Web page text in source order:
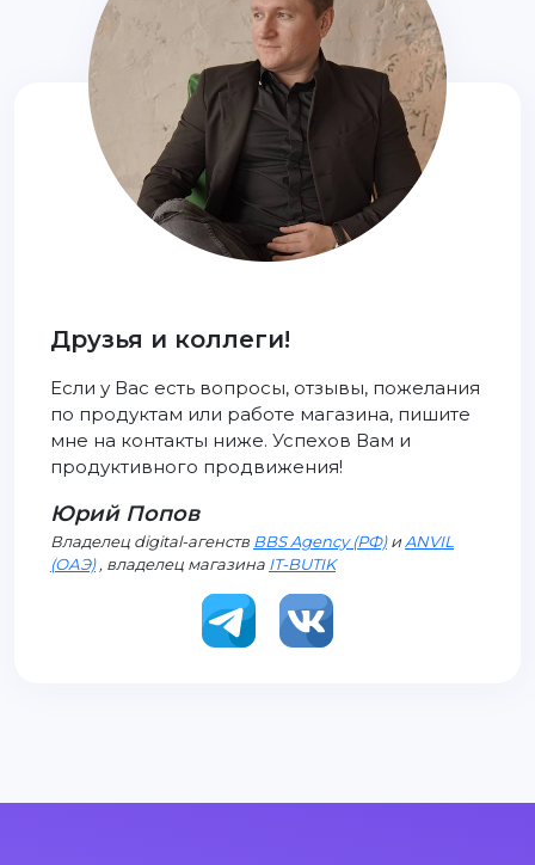
Друзья и коллеги!
Если у Вас есть вопросы, отзывы, пожелания
по продуктам или работе магазина, пишите
мне на контакты ниже. Успехов Вам и
продуктивного продвижения!
Юрий Попов
Владелец digital-агенств BBS Agency (РФ)иANVIL
(ОАЭ), владелец магазина IT-BUTIK